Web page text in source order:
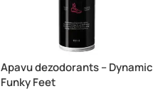
Apavu dezodorants – Dynamic
Funky Feet